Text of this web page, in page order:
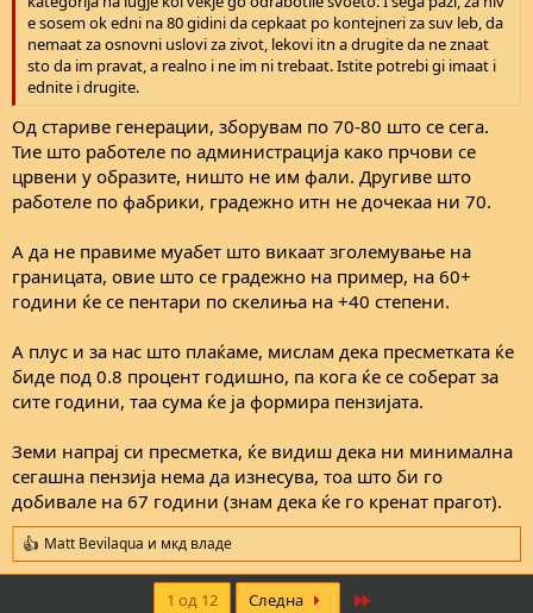
e sosem ok edni na 80 gidini da cepkaat po kontejneri za suv leb, da
nemaat za osnovni uslovi za zivot, lekovi itn a drugite da ne znaat
sto da im pravat, a realno i ne im ni trebaat. Istite potrebi gi imaat i
ednite i drugite.
Од стариве генерации, зборувам по 70-80 што се сега.
Тие што работеле по администрација како прчови се
црвени у образите, ништо не им фали. Другиве што
работеле по фабрики, градежно итн не дочекаа ни 70.
А да не правиме муабет што викаат зголемување на
границата, овие што се градежно на пример, на 60+
години ќе се пентари по скелиња на +40 степени.
А плус и за нас што плаќаме, мислам дека пресметката ќе
биде под 0.8 процент годишно, па кога ќе се соберат за
сите години, таа сума ќе ја формира пензијата.
Земи напрај си пресметка, ќе видиш дека ни минимална
сегашна пензија нема да изнесува, тоа што би го
добивале на 67 години (знам дека ќе го кренат прагот).
R
e
Matt Bevilaqua и мкд владе
1 од 12 Следна